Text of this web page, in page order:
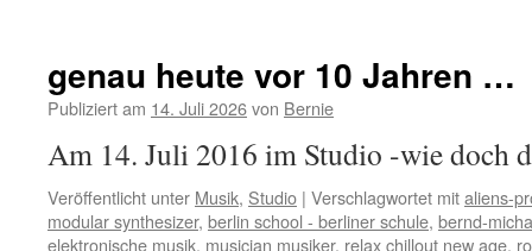
genau heute vor 10 Jahren …
Publiziert am 14. Juli 2026von Bernie
Am 14. Juli 2016 im Studio -wie doch
Veröffentlicht unter Musik, Studio | Verschlagwortet mitaliens-
modular synthesizer, berlin school - berliner schule, bernd-
elektronische musik, musician musiker, relax chillout new age,